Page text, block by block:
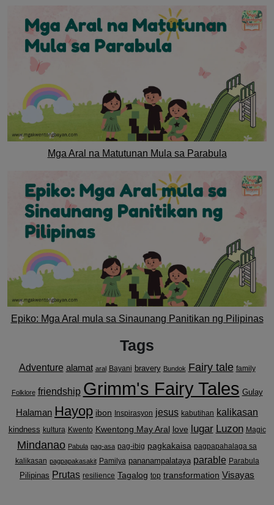
Mga Aral na Matutunan Mula sa Parabula
Epiko: Mga Aral mula sa Sinaunang Panitikan ng Pilipinas
Tags
Adventure alamat aral Bayani bravery Bundok Fairy tale family
Folklore friendship Grimm's Fairy Tales Gulay
Halaman Hayop ibon Inspirasyon jesus kabutihan kalikasan
kindness kultura Kwento Kwentong May Aral love lugar Luzon Magic
Mindanao Pabula pag-asa pag-ibig pagkakaisa pagpapahalaga sa
kalikasan pagpapakasakit Pamilya pananampalataya parable Parabula
Pilipinas Prutas resilience Tagalog top transformation Visayas